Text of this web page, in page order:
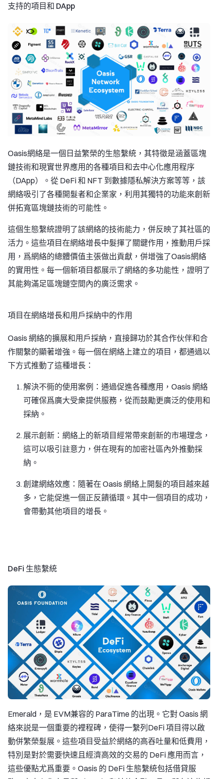
支持的項目和 DApp
Oasis網絡是一個日益繁榮的生態繫統，其特徵是涵蓋區塊
鏈技術和現實世界應用的各種項目和去中心化應用程序
（DApp）。從 DeFi 和 NFT 到數據隱私解決方案等等，該
網絡吸引了各種開髮者和企業家，利用其獨特的功能來創新
併拓寬區塊鏈技術的可能性。
這個生態繫統證明了該網絡的技術能力，併反映了其社區的
活力。這些項目在網絡增長中髮揮了關鍵作用，推動用戶採
用，爲網絡的總體價值主張做出貢獻，併增強了Oasis網絡
的實用性。每一個新項目都展示了網絡的多功能性，證明了
其能夠滿足區塊鏈空間內的廣泛需求。
項目在網絡增長和用戶採納中的作用
Oasis 網絡的擴展和用戶採納，直接歸功於其合作伙伴和合
作關繫的顯著增強。每一個在網絡上建立的項目，都通過以
下方式推動了這種增長：
解決不衕的使用案例：通過促進各種應用，Oasis 網絡
可確保爲廣大受衆提供服務，從而鼓勵更廣泛的使用和
採納。
展示創新：網絡上的新項目經常帶來創新的市場理念，
這可以吸引註意力，併在現有的加密社區內外推動採
納。
創建網絡效應：隨著在 Oasis 網絡上開髮的項目越來越
多，它能促進一個正反饋循環。其中一個項目的成功，
會帶動其他項目的增長。
DeFi 生態繫統
Emerald，是 EVM兼容的 ParaTime 的出現。它對 Oasis 網
絡來説是一個重要的裡程碑，使得一繫列DeFi 項目得以啟
動併繁榮髮展。這些項目受益於網絡的高吞吐量和低費用，
特別是對於需要快速且經濟高效的交易的 DeFi 應用而言，
這些優點尤爲重要。Oasis 的 DeFi 生態繫統包括借貸服